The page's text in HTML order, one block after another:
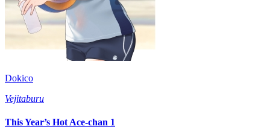
Dokico
Vejitaburu
This Year’s Hot Ace-chan 1